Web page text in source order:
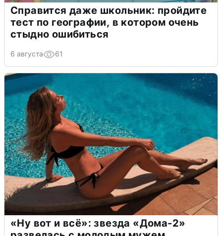
Справится даже школьник: пройдите
тест по географии, в котором очень
стыдно ошибиться
6 августа 61
«Ну вот и всё»: звезда «Дома-2»